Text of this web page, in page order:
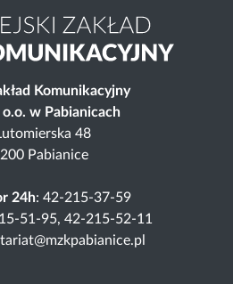
Komunikacyjny
o.o. w Pabianicach
48
Pabianice
24h: 42-215-37-59
51-95, 42-215-52-11